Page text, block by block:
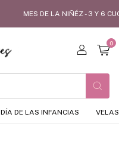
MES DE LA NIÑÉZ - 3 Y 6
0
DÍA DE LAS INFANCIAS